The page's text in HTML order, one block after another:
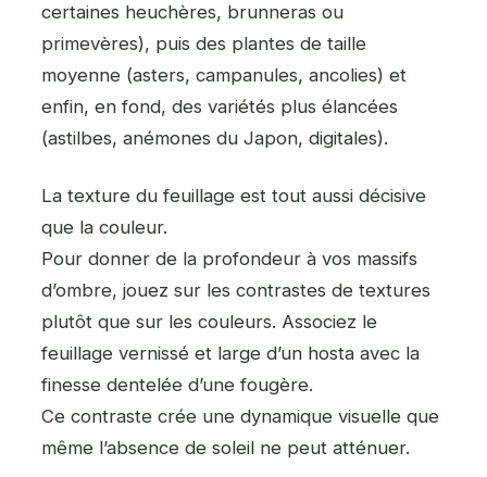
certaines heuchères, brunneras ou
primevères), puis des plantes de taille
moyenne (asters, campanules, ancolies) et
enfin, en fond, des variétés plus élancées
(astilbes, anémones du Japon, digitales).
La texture du feuillage est tout aussi décisive
que la couleur.
Pour donner de la profondeur à vos massifs
d’ombre, jouez sur les contrastes de textures
plutôt que sur les couleurs. Associez le
feuillage vernissé et large d’un hosta avec la
finesse dentelée d’une fougère.
Ce contraste crée une dynamique visuelle que
même l’absence de soleil ne peut atténuer.